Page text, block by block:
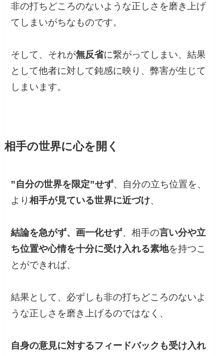
非の打ちどころのないような正しさを磨き上げ
てしまいがちなものです。
そして、それが無反省に繋がってしまい、結果
として他者に対して鈍感に映り、弊害が生じて
しまいます。
相手の世界に心を開く
”自分の世界を限定”せず、自分の立ち位置を、
より相手が見ている世界に近づけ、
結論を急がず、画一化せず、相手の言い分や立
ち位置や心情を十分に受け入れる素地を持つこ
とができれば、
結果として、必ずしも非の打ちどころのないよ
うな正しさを磨き上げるのではなく、
自身の意見に対するフィードバックも受け入れ